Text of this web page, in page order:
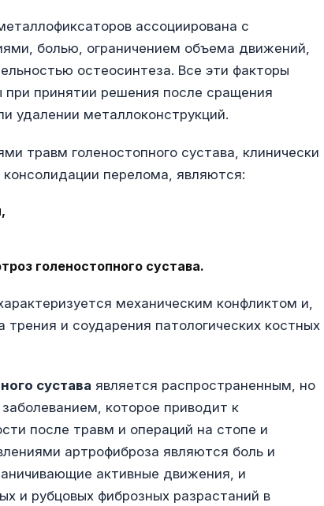
ассоциирована с
болью, ограничением объема движений,
остеосинтеза. Все эти факторы
принятии решения после сращения
удалении металлоконструкций.
травм голеностопного сустава, клинически
перелома, являются:
голеностопного сустава.
механическим конфликтом и,
трения и соударения патологических костных
сустава является распространенным, но
которое приводит к
после травм и операций на стопе и
артрофиброза являются боль и
активные движения, и
и рубцовых фиброзных разрастаний в